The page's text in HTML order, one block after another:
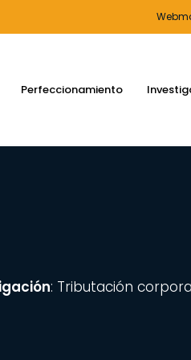
Perfeccionamiento
: Tributación